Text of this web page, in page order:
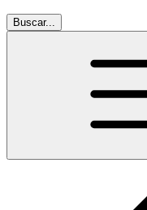
Buscar...